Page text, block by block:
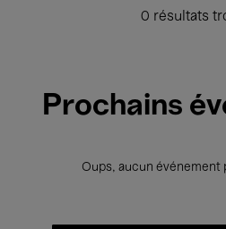
0 résultats
Prochains
Oups, aucun événement